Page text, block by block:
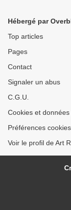
Hébergé par
Top articles
Pages
Contact
Signaler un abus
C.G.U.
Cookies et
Préférences cookies
Voir le profil de Art